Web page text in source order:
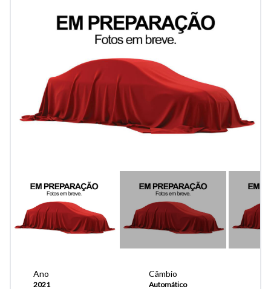
Ano
2021
Câmbio
Automático